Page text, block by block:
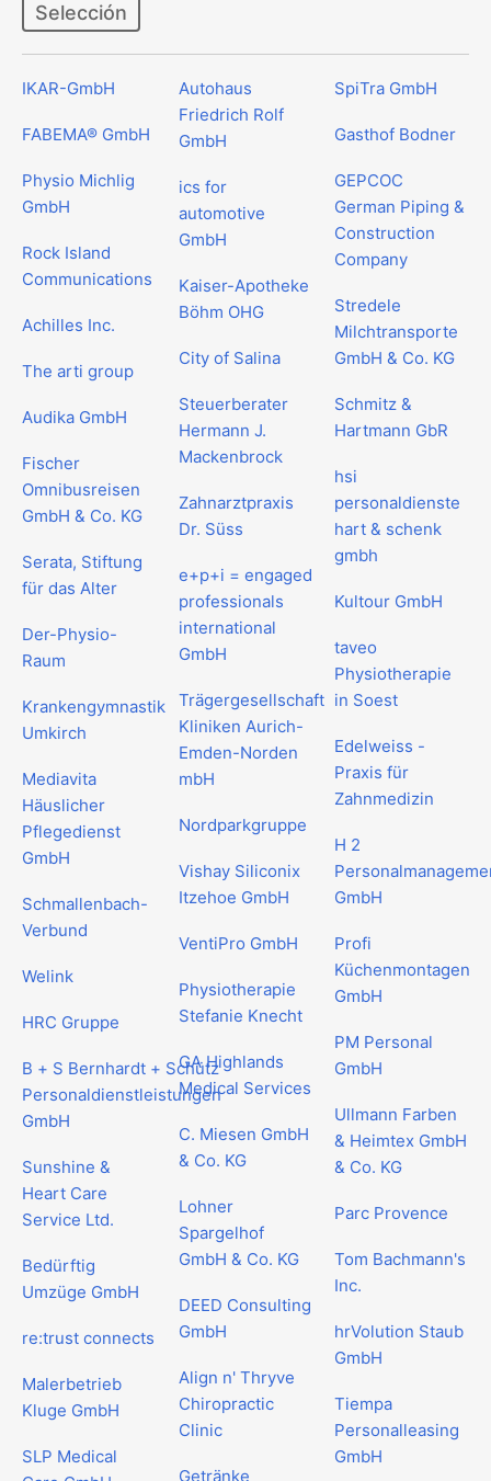
Selección
IKAR-GmbH
FABEMA® GmbH
Physio Michlig
GmbH
Rock Island
Communications
Achilles Inc.
The arti group
Audika GmbH
Fischer
Omnibusreisen
GmbH & Co. KG
Serata, Stiftung
für das Alter
Der-Physio-
Raum
Krankengymnastik
Umkirch
Mediavita
Häuslicher
Pflegedienst
GmbH
Schmallenbach-
Verbund
Welink
HRC Gruppe
B + S Bernhardt + Schütz
Personaldienstleistungen
GmbH
Sunshine &
Heart Care
Service Ltd.
Bedürftig
Umzüge GmbH
re:trust connects
Malerbetrieb
Kluge GmbH
SLP Medical
Autohaus
Friedrich Rolf
GmbH
ics for
automotive
GmbH
Kaiser-Apotheke
Böhm OHG
City of Salina
Steuerberater
Hermann J.
Mackenbrock
Zahnarztpraxis
Dr. Süss
e+p+i = engaged
professionals
international
GmbH
Trägergesellschaft
Kliniken Aurich-
Emden-Norden
mbH
Nordparkgruppe
Vishay Siliconix
Itzehoe GmbH
VentiPro GmbH
Physiotherapie
Stefanie Knecht
GA Highlands
Medical Services
C. Miesen GmbH
& Co. KG
Lohner
Spargelhof
GmbH & Co. KG
DEED Consulting
GmbH
Align n' Thryve
Chiropractic
Clinic
Getränke
SpiTra GmbH
Gasthof Bodner
GEPCOC
German Piping &
Construction
Company
Stredele
Milchtransporte
GmbH & Co. KG
Schmitz &
Hartmann GbR
hsi
personaldienste
hart & schenk
gmbh
Kultour GmbH
taveo
Physiotherapie
in Soest
Edelweiss -
Praxis für
Zahnmedizin
H 2
GmbH
Profi
Küchenmontagen
GmbH
PM Personal
GmbH
Ullmann Farben
& Heimtex GmbH
& Co. KG
Parc Provence
Tom Bachmann's
Inc.
hrVolution Staub
GmbH
Tiempa
Personalleasing
GmbH